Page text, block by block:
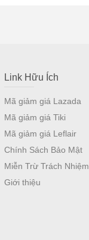
Link Hữu Ích
Mã giảm giá Lazada
Mã giảm giá Tiki
Mã giảm giá Leflair
Chính Sách Bảo Mật
Miễn Trừ Trách Nhiệm
Giới thiệu